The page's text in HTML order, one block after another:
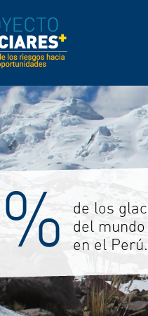
%
de los
Cordillera
una